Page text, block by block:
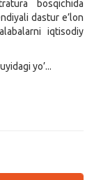
bosqichida
dastur e’lon
iqtisodiy
yo’...